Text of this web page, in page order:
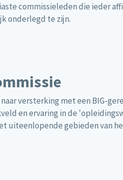
commissieleden die ieder
onderlegd te zijn.
versterking met een BIG-
en ervaring in de
uiteenlopende gebieden van